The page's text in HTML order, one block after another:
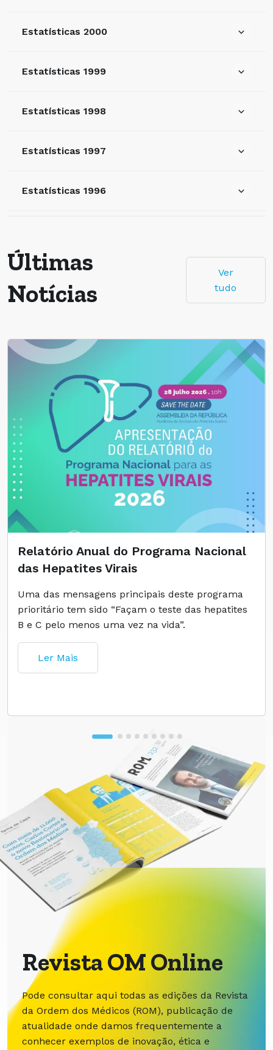
Estatísticas 2000
Estatísticas 1999
Estatísticas 1998
Estatísticas 1997
Estatísticas 1996
Últimas
Notícias
Ver
tudo
Relatório Anual do Programa Nacional
das Hepatites Virais
Uma das mensagens principais deste programa
prioritário tem sido “Façam o teste das hepatites
B e C pelo menos uma vez na vida”.
Ler Mais
Revista OM Online
Pode consultar aqui todas as edições da Revista
da Ordem dos Médicos (ROM), publicação de
atualidade onde damos frequentemente a
conhecer exemplos de inovação, ética e